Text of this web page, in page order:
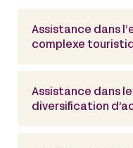
Assistance dans
complexe
Assistance dans
diversification